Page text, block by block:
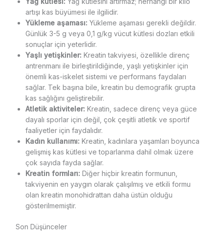
artışı kas büyümesi ile ilgilidir.
Yükleme aşaması: Yükleme aşaması gerekli değildir.
Günlük 3-5 g veya 0,1 g/kg vücut kütlesi dozları etkili
sonuçlar için yeterlidir.
Yaşlı yetişkinler: Kreatin takviyesi, özellikle direnç
antrenmanı ile birleştirildiğinde, yaşlı yetişkinler için
önemli kas-iskelet sistemi ve performans faydaları
sağlar. Tek başına bile, kreatin bu demografik grupta
kas sağlığını geliştirebilir.
Atletik aktiviteler: Kreatin, sadece direnç veya güce
dayalı sporlar için değil, çok çeşitli atletik ve sportif
faaliyetler için faydalıdır.
Kadın kullanımı: Kreatin, kadınlara yaşamları boyunca
gelişmiş kas kütlesi ve toparlanma dahil olmak üzere
çok sayıda fayda sağlar.
Kreatin formları: Diğer hiçbir kreatin formunun,
takviyenin en yaygın olarak çalışılmış ve etkili formu
olan kreatin monohidrattan daha üstün olduğu
gösterilmemiştir.
Son Düşünceler